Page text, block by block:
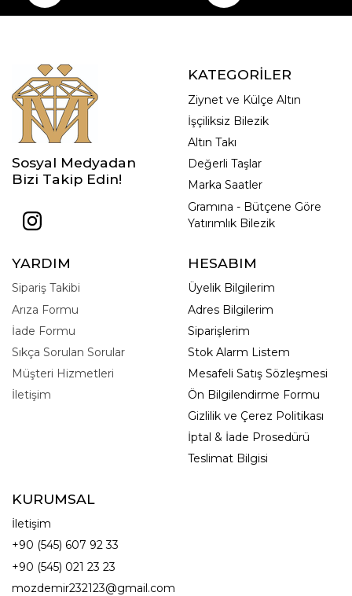
Sosyal Medyadan
Bizi Takip Edin!
KATEGORİLER
Ziynet ve Külçe Altın
İşçiliksiz Bilezik
Altın Takı
Değerli Taşlar
Marka Saatler
Gramına - Bütçene Göre
Yatırımlık Bilezik
YARDIM
Sipariş Takibi
Arıza Formu
İade Formu
Sıkça Sorulan Sorular
Müşteri Hizmetleri
İletişim
HESABIM
Üyelik Bilgilerim
Adres Bilgilerim
Siparişlerim
Stok Alarm Listem
Mesafeli Satış Sözleşmesi
Ön Bilgilendirme Formu
Gizlilik ve Çerez Politikası
İptal & İade Prosedürü
Teslimat Bilgisi
KURUMSAL
İletişim
+90 (545) 607 92 33
+90 (545) 021 23 23
mozdemir232123@gmail.com